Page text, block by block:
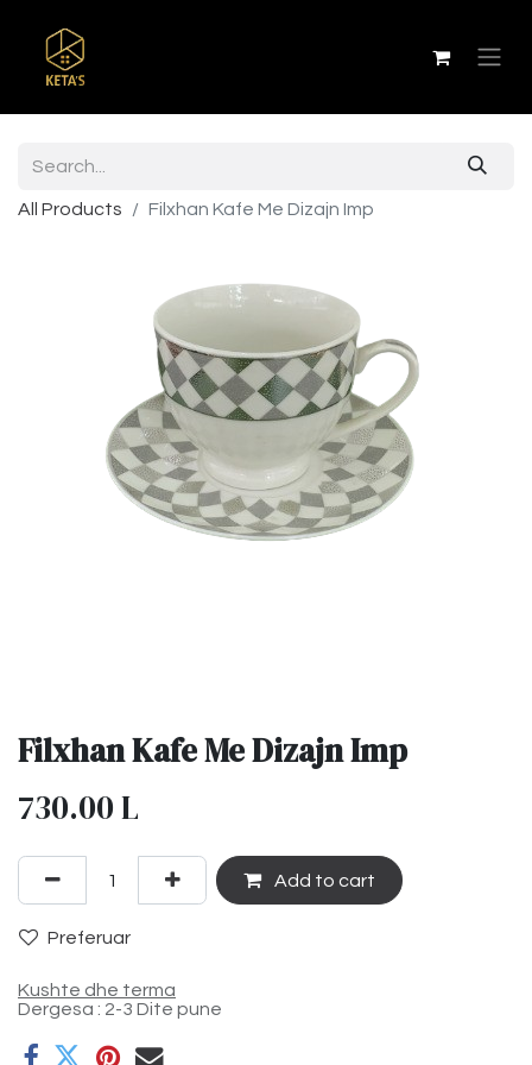
All Products Filxhan Kafe Me Dizajn Imp
Filxhan Kafe Me Dizajn Imp
730.00L
Add to cart
Preferuar
Kushte dhe terma
Dergesa : 2-3 Dite pune